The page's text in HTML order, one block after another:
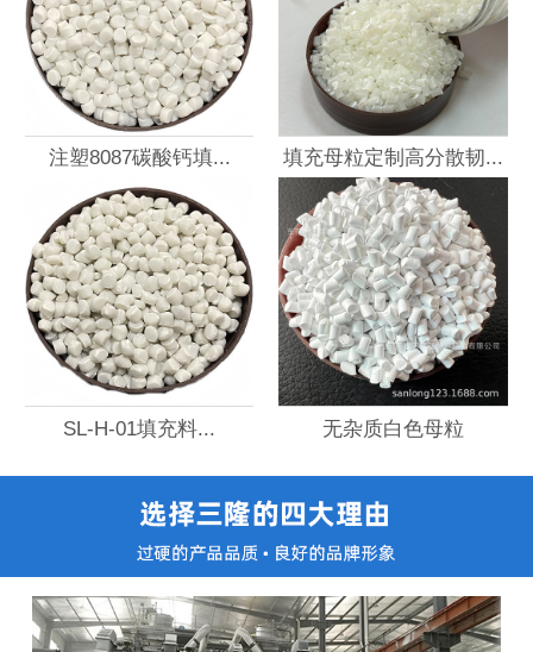
注塑8087碳酸钙填... 填充母粒定制高分散韧...
SL-H-01填充料... 无杂质白色母粒